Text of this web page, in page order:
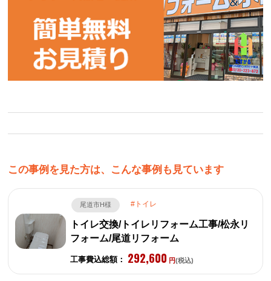
この事例を見た方は、こんな事例も見ています
尾道市H様 トイレ
トイレ交換/トイレリフォーム工事/松永リ
フォーム/尾道リフォーム
工事費込総額： 292,600 円(税込)